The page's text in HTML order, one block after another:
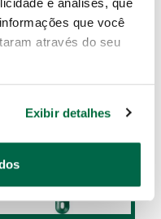
que você
através do seu
Exibir detalhes